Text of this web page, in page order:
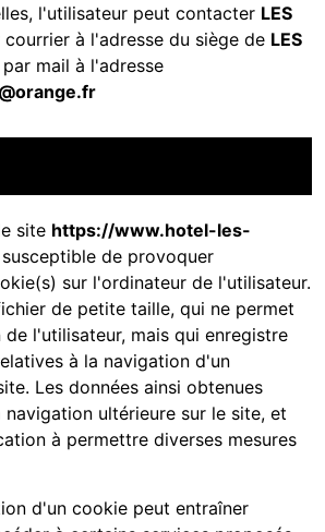
l'utilisateur peut contacter LES
courrier à l'adresse du siège de LES
par mail à l'adresse
site https://www.hotel-les-
de provoquer
sur l'ordinateur de l'utilisateur.
de petite taille, qui ne permet
l'utilisateur, mais qui enregistre
à la navigation d'un
Les données ainsi obtenues
ultérieure sur le site, et
à permettre diverses mesures
d'un cookie peut entraîner